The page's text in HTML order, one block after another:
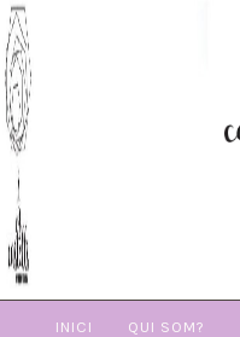
Skip
to
content
INICI QUI SOM?